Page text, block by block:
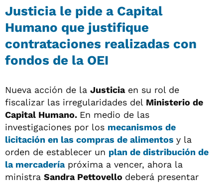
Justicia le pide a Capital
Humano que justifique
contrataciones realizadas con
fondos de la OEI
Nueva acción de la Justiciaen su rol de
fiscalizar las irregularidades del Ministerio de
Capital Humano. En medio de las
investigaciones por los mecanismos de
licitación en las compras de alimentos y la
orden de establecer un plan de distribución de
la mercaderíapróxima a vencer, ahora la
ministra Sandra Pettovello deberá presentar